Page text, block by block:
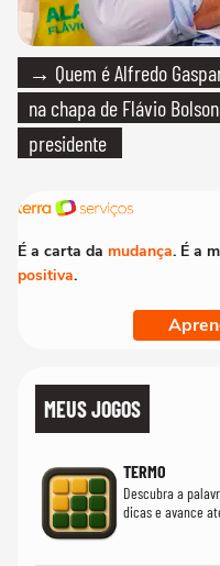
→ Quem é Alfredo
na chapa de Flávio
presidente
É a carta da mudança. É a
positiva.
MEUS JOGOS
TERMO
Descubra a
dicas e avance